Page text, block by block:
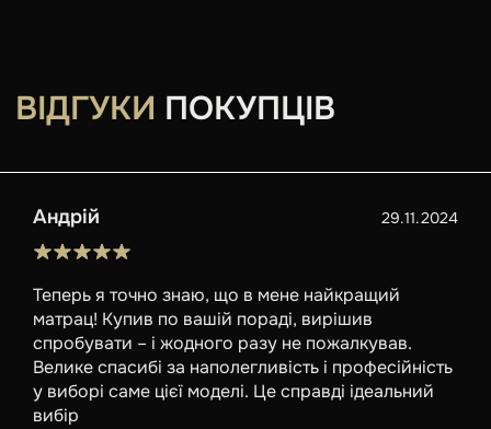
ВІДГУКИ ПОКУПЦІВ
Андрій 29.11.2024
Теперь я точно знаю, що в мене найкращий
матрац! Купив по вашій пораді, вирішив
спробувати – і жодного разу не пожалкував.
Велике спасибі за наполегливість і професійність
у виборі саме цієї моделі. Це справді ідеальний
вибір